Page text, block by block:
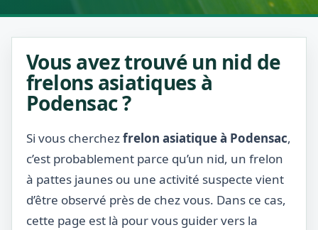
Vous avez trouvé un nid de
frelons asiatiques à
Podensac ?
Si vous cherchezfrelon asiatique à Podensac,
c’est probablement parce qu’un nid, un frelon
à pattes jaunes ou une activité suspecte vient
d’être observé près de chez vous. Dans ce cas,
cette page est là pour vous guider vers la